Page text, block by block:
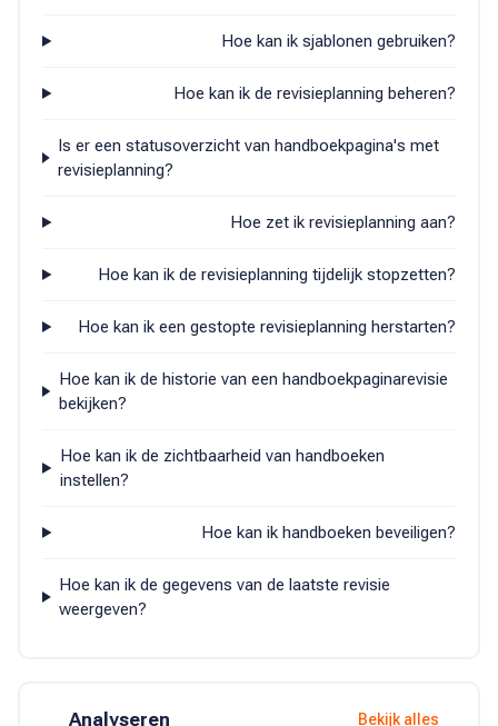
Hoe kan ik sjablonen gebruiken?
Hoe kan ik de revisieplanning beheren?
Is er een statusoverzicht van handboekpagina's met
revisieplanning?
Hoe zet ik revisieplanning aan?
Hoe kan ik de revisieplanning tijdelijk stopzetten?
Hoe kan ik een gestopte revisieplanning herstarten?
Hoe kan ik de historie van een handboekpaginarevisie
bekijken?
Hoe kan ik de zichtbaarheid van handboeken
instellen?
Hoe kan ik handboeken beveiligen?
Hoe kan ik de gegevens van de laatste revisie
weergeven?
Analyseren Bekijk alles